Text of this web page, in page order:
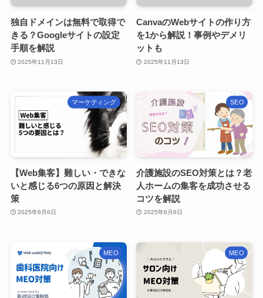
新潟SEO情報局のメンバー
プライバシーポリシー
独自ドメインは無料で取得で
きる？Googleサイトの設定
手順を解説
2025年11月13日
CanvaのWebサイトの作り方
を1から解説！事例やデメリ
ットも
2025年11月13日
マーケティング
【Web集客】難しい・できな
いと感じる6つの原因と解決
策
2025年6月6日
SEO
介護施設のSEO対策とは？老
人ホームの集客を成功させる
コツを解説
2025年6月6日
MEO MEO